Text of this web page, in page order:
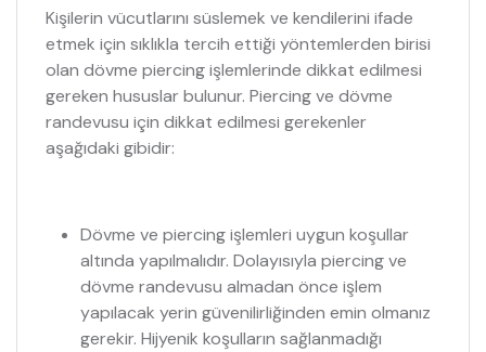
Kişilerin vücutlarını süslemek ve kendilerini ifade
etmek için sıklıkla tercih ettiği yöntemlerden birisi
olan dövme piercing işlemlerinde dikkat edilmesi
gereken hususlar bulunur. Piercing ve dövme
randevusu için dikkat edilmesi gerekenler
aşağıdaki gibidir:
Dövme ve piercing işlemleri uygun koşullar
altında yapılmalıdır. Dolayısıyla piercing ve
dövme randevusu almadan önce işlem
yapılacak yerin güvenilirliğinden emin olmanız
gerekir. Hijyenik koşulların sağlanmadığı